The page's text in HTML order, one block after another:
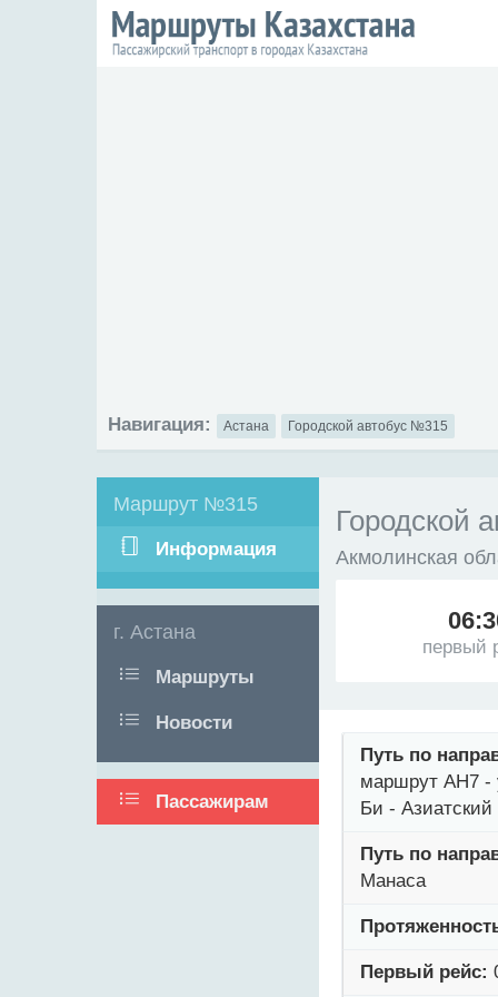
Навигация: Астана Городской автобус №315
Маршрут №315
Информация
г. Астана
Маршруты
Новости
Пассажирам
Городской
Акмолинская
первый
Путь по
маршрут AH7 -
Би -
Путь по
Манаса
Первый рейс: